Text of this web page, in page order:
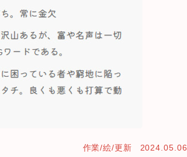
作業/絵/更新 2024.05.06